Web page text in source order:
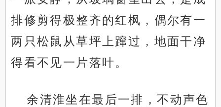
排修剪得极整齐的红枫，偶尔有一
两只松鼠从草坪上蹿过，地面干净
得看不见一片落叶。
余清淮坐在最后一排，不动声色